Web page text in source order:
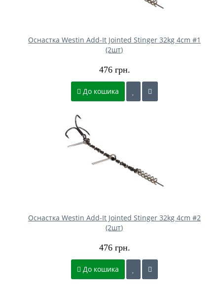
Оснастка Westin Add-It Jointed Stinger 32kg 4cm #1
(2шт)
476 грн.
До кошика
Оснастка Westin Add-It Jointed Stinger 32kg 4cm #2
(2шт)
476 грн.
До кошика